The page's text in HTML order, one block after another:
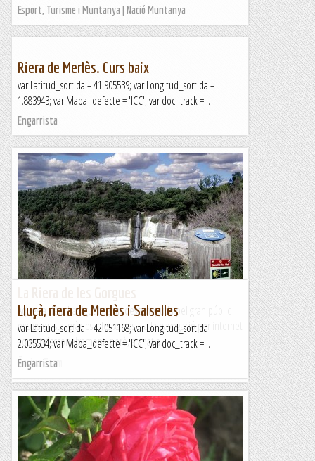
Esport, Turisme i Muntanya | Nació Muntanya
Riera de Merlès. Curs baix
var Latitud_sortida = 41.905539; var Longitud_sortida =
1.883943; var Mapa_defecte = 'ICC'; var doc_track =...
Engarrista
Aquesta riera ha sigut la gran desconeguda pel gran públic
excursionista, gràcies a les xarxes i a la navegació per internet
aquest desconeixament, però, a anat a...
Ãrrius Team
Lluçà, riera de Merlès i Salselles
var Latitud_sortida = 42.051168; var Longitud_sortida =
2.035534; var Mapa_defecte = 'ICC'; var doc_track =...
Engarrista